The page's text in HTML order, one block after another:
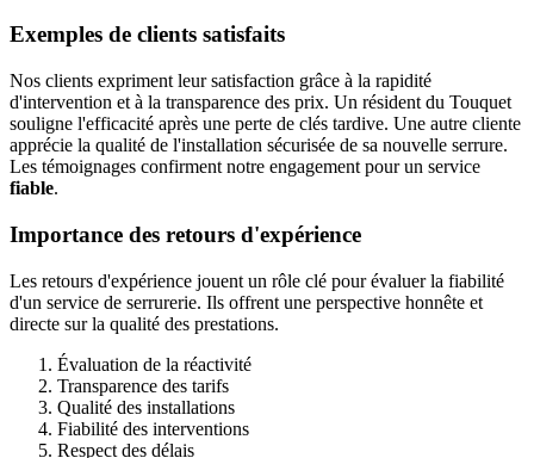
Exemples de clients satisfaits
Nos clients expriment leur satisfaction grâce à la rapidité
d'intervention et à la transparence des prix. Un résident du Touquet
souligne l'efficacité après une perte de clés tardive. Une autre cliente
apprécie la qualité de l'installation sécurisée de sa nouvelle serrure.
Les témoignages confirment notre engagement pour un service
fiable.
Importance des retours d'expérience
Les retours d'expérience jouent un rôle clé pour évaluer la fiabilité
d'un service de serrurerie. Ils offrent une perspective honnête et
directe sur la qualité des prestations.
Évaluation de la réactivité
Transparence des tarifs
Qualité des installations
Fiabilité des interventions
Respect des délais